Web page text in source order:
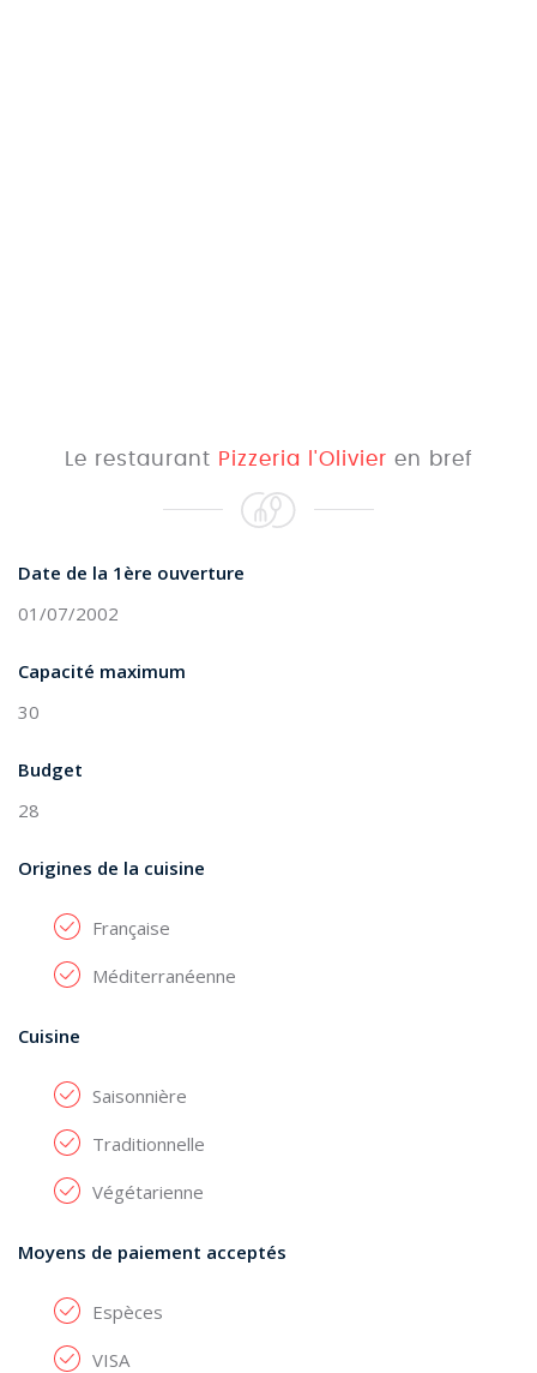
Le restaurant Pizzeria l'Olivier en bref
Date de la 1ère ouverture
01/07/2002
Capacité maximum
30
Budget
28
Origines de la cuisine
Française
Méditerranéenne
Cuisine
Saisonnière
Traditionnelle
Végétarienne
Moyens de paiement acceptés
Espèces
VISA